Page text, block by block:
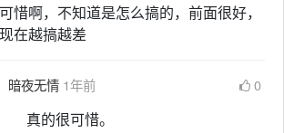
可惜啊，不知道是怎么搞的，前面很好，
现在越搞越差
暗夜无情 1年前 0
真的很可惜。